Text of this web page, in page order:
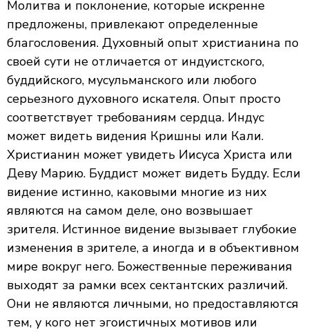
Молитва и поклонение, которые искренне
предложены, привлекают определенные
благословения. Духовный опыт христианина по
своей сути не отличается от индуистского,
буддийского, мусульманского или любого
серьезного духовного искателя. Опыт просто
соответствует требованиям сердца. Индус
может видеть видения Кришны или Кали.
Христианин может увидеть Иисуса Христа или
Деву Марию. Буддист может видеть Будду. Если
видение истинно, каковыми многие из них
являются на самом деле, оно возвышает
зрителя. Истинное видение вызывает глубокие
изменения в зрителе, а иногда и в объективном
мире вокруг него. Божественные переживания
выходят за рамки всех сектантских различий.
Они не являются личными, но предоставляются
тем, у кого нет эгоистичных мотивов или